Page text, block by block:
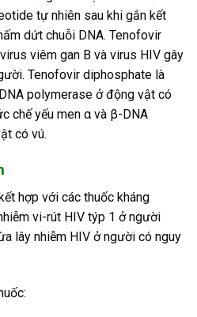
tự nhiên sau khi gắn kết
dứt chuỗi DNA. Tenofovir
viêm gan B và virus HIV gây
Tenofovir diphosphate là
polymerase ở động vật có
chế yếu men α và β-DNA
có vú.
hợp với các thuốc kháng
vi-rút HIV týp 1 ở người
lây nhiễm HIV ở người có nguy